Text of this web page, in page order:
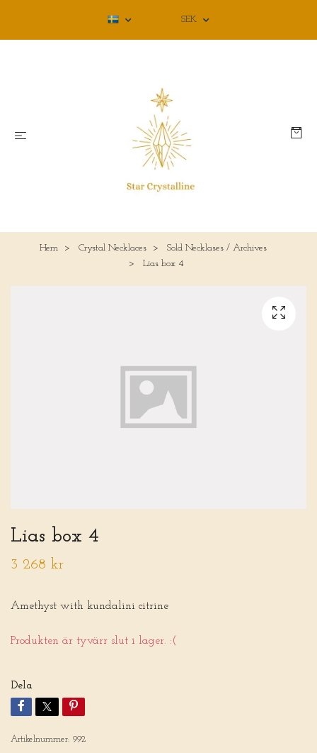
SEK
Hem Crystal Necklaces
Sold Necklases / Archives
Lias box 4
Lias box 4
3 268 kr
Amethyst with kundalini citrine
Produkten är tyvärr slut i lager. :(
Dela
Artikelnummer: 992